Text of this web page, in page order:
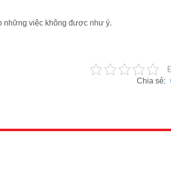
những việc không được như ý.
Chia sẻ: